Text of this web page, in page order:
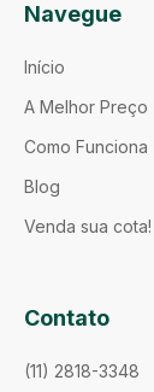
Navegue
Início
A Melhor Preço
Como Funciona
Blog
Venda sua cota!
Contato
(11) 2818-3348